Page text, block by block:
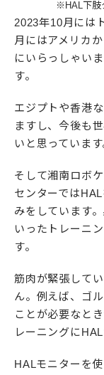
※HAL下肢
2023年10月には
月にはアメリカ
にいらっしゃい
す。
エジプトや香港
ますし、今後も
いと思っています
そして湘南ロボ
センターでは
みをしています
いったトレーニ
す。
筋肉が緊張して
ん。例えば、ゴ
ことが必要なと
レーニングに
HALモニターを